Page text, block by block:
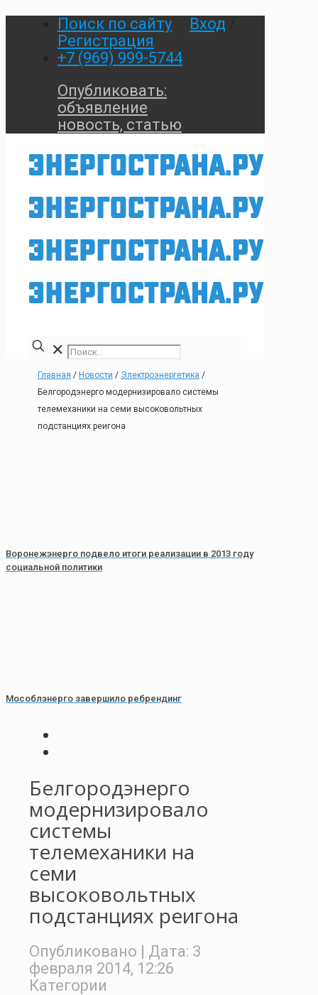
Поиск по сайту Вход
Регистрация
+7 (969) 999-5744
Опубликовать:
объявление
новость, статью
✕
Главная / Новости / Электроэнергетика /
Белгородэнерго модернизировало системы
телемеханики на семи высоковольтных
подстанциях реигона
Воронежэнерго подвело итоги реализации в 2013 году
социальной политики
Мособлэнерго завершило ребрендинг
Белгородэнерго
модернизировало
системы
телемеханики на
семи
высоковольтных
подстанциях реигона
Опубликовано | Дата: 3
февраля 2014, 12:26
Категории